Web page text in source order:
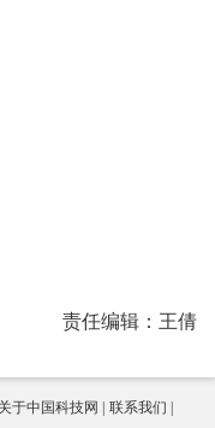
责任编辑：王倩
关于中国科技网 联系我们